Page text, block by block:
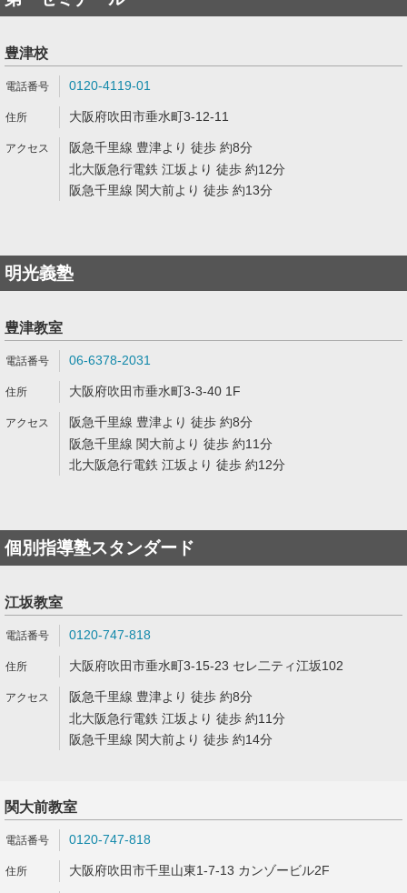
豊津校
0120-4119-01
大阪府吹田市垂水町3-12-11
阪急千里線 豊津より 徒歩 約8分
北大阪急行電鉄 江坂より 徒歩 約12分
阪急千里線 関大前より 徒歩 約13分
明光義塾
豊津教室
06-6378-2031
大阪府吹田市垂水町3-3-40 1F
阪急千里線 豊津より 徒歩 約8分
阪急千里線 関大前より 徒歩 約11分
北大阪急行電鉄 江坂より 徒歩 約12分
個別指導塾スタンダード
江坂教室
0120-747-818
大阪府吹田市垂水町3-15-23 セレ二ティ江坂102
阪急千里線 豊津より 徒歩 約8分
北大阪急行電鉄 江坂より 徒歩 約11分
阪急千里線 関大前より 徒歩 約14分
関大前教室
0120-747-818
大阪府吹田市千里山東1-7-13 カンゾービル2F